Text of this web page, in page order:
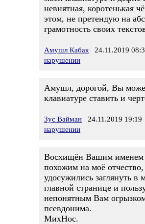
невнятная, коротенькая
этом, не претендую на
грамотность своих
Амушл Кабак 24.11.2019
нарушении
Амушл, дорогой, Вы
клавиатуре ставить и
Зус Вайман 24.11.2019 19:19
нарушении
Восхищён Вашим именем
похожим на моё
удосужились заглянуть в
главной странице и
непонятным Вам
псевдонима.
МихНос.